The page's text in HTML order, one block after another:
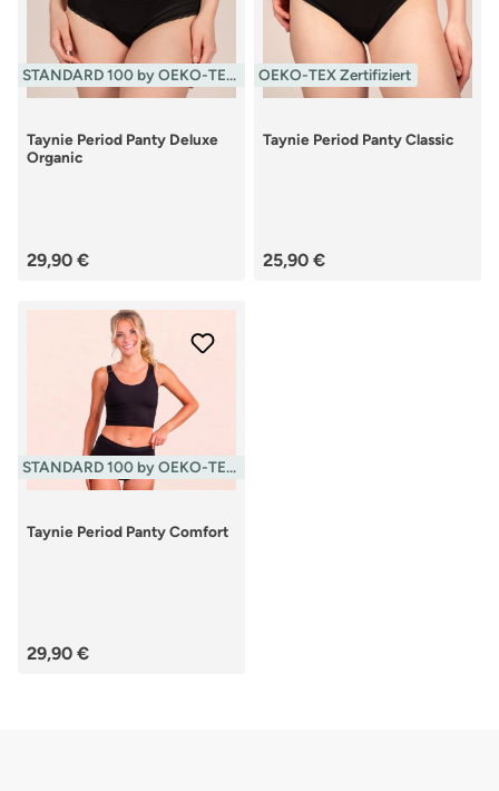
STANDARD 100 by OEKO-TEX® zertifiziert
Taynie Period Panty Deluxe
Organic
Regulärer Preis:
29,90 €
OEKO-TEX Zertifiziert
Taynie Period Panty Classic
Regulärer Preis:
25,90 €
STANDARD 100 by OEKO-TEX®
Taynie Period Panty Comfort
Regulärer Preis:
29,90 €